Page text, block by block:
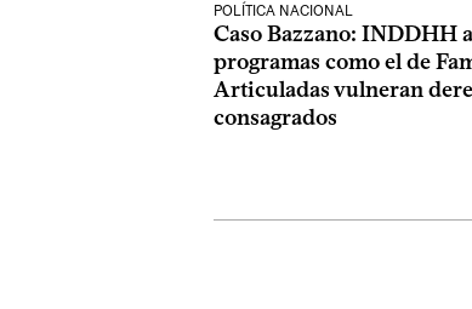
POLÍTICA NACIONAL
Caso Bazzano: INDDHH
programas como el de
Articuladas vulneran
consagrados